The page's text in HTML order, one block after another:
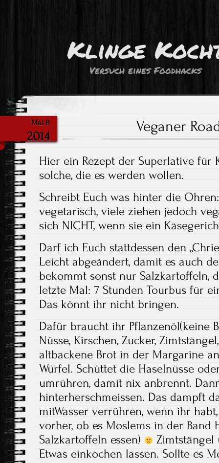
Klinge
Versuch eines Foodhacks
Mai 8
2014
Veganer
Hier ein Rezept der Superlative für
solche, die es werden wollen.
Schreibt Euch was hinter die
vegetarisch, viele ziehen jedoch
sich NICHT, wenn sie ein
Darf ich Euch stattdessen den
Leicht abgeändert, damit es auch
bekommt sonst nur Salzkartoffeln,
letzte Mal: 7 Stunden Tourbus für
Das könnt ihr nicht bringen.
Dafür braucht ihr Pflanzenöl(keine
Nüsse, Kirschen, Zucker,
altbackene Brot in der Margarine
Würfel. Schüttet die Haselnüsse
umrühren, damit nix anbrennt.
hinterherschmeissen. Das dampft
mitWasser verrühren, wenn ihr
vorher, ob es Moslems in der Band
Salzkartoffeln essen)
Zimtstängel
Etwas einkochen lassen. Sollte es